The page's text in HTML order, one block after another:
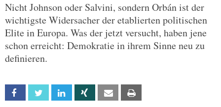
Nicht Johnson oder Salvini, sondern Orbán ist der
wichtigste Widersacher der etablierten politischen
Elite in Europa. Was der jetzt versucht, haben jene
schon erreicht: Demokratie in ihrem Sinne neu zu
definieren.
Facebook Twitter Linkedin Xing Email